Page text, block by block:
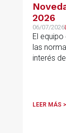
2026
06/07/2026
El
las
interés
LEER MÁS